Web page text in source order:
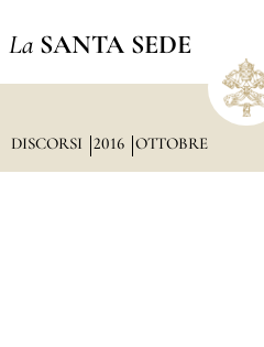
La SANTA SEDE
DISCORSI 2016 OTTOBRE